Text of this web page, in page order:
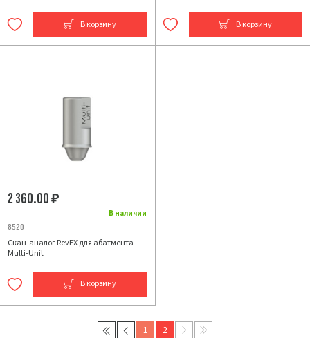
В корзину В корзину
В наличии
2 360.00₽
8520
Скан-аналог RevEX для абатмента
Multi-Unit
В корзину
1 2